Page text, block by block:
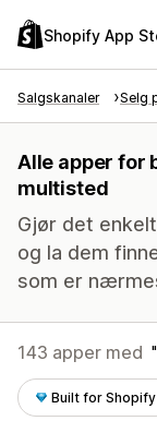
Shopify App
Salgskanaler Selg
Alle apper for
multisted
Gjør det
og la dem
som er
143 apper med
Built for Shopify